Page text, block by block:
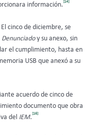
información.
[14]
El cinco de diciembre, se
Denunciadoy su anexo, sin
el cumplimiento, hasta en
USB que anexó a su
acuerdo de cinco de
documento que obra
del IEM.
[16]